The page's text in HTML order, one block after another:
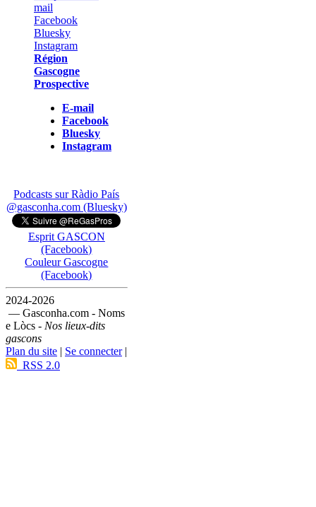
Région
Gascogne
Prospective
E-mail
Facebook
Bluesky
Instagram
Podcasts sur Ràdio País
@gasconha.com (Bluesky)
Esprit GASCON
(Facebook)
Couleur Gascogne
(Facebook)
2024-2026
— Gasconha.com - Noms
e Lòcs - Nos lieux-dits
gascons
Plan du site | Se connecter|
RSS 2.0